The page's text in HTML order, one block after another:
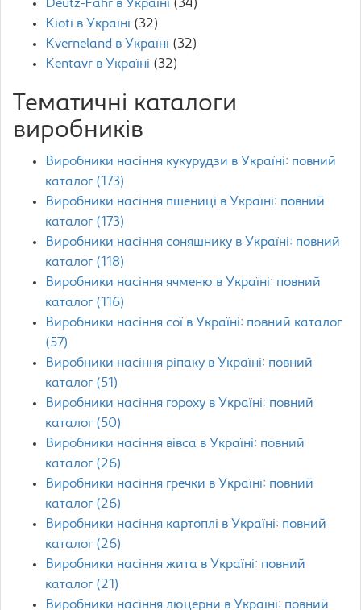
Deutz-Fahr в Україні (34)
Kioti в Україні (32)
Kverneland в Україні (32)
Kentavr в Україні (32)
Тематичні каталоги
виробників
Виробники насіння кукурудзи в Україні: повний
каталог (173)
Виробники насіння пшениці в Україні: повний
каталог (173)
Виробники насіння соняшнику в Україні: повний
каталог (118)
Виробники насіння ячменю в Україні: повний
каталог (116)
Виробники насіння сої в Україні: повний каталог
(57)
Виробники насіння ріпаку в Україні: повний
каталог (51)
Виробники насіння гороху в Україні: повний
каталог (50)
Виробники насіння вівса в Україні: повний
каталог (26)
Виробники насіння гречки в Україні: повний
каталог (26)
Виробники насіння картоплі в Україні: повний
каталог (26)
Виробники насіння жита в Україні: повний
каталог (21)
Виробники насіння люцерни в Україні: повний